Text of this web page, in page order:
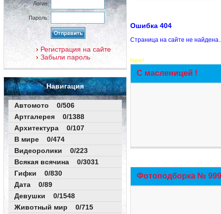
Логин:
Пароль:
Регистрация на сайте
Забыли пароль
Навигация
Автомото 0/506
Артгалерея 0/1388
Архитектура 0/107
В мире 0/474
Видеоролики 0/223
Всякая всячина 0/3031
Гифки 0/830
Дата 0/89
Девушки 0/1548
Животный мир 0/715
Ошибка 404
Страница на сайте не
New!
С масленицей !
Фотоподборка №